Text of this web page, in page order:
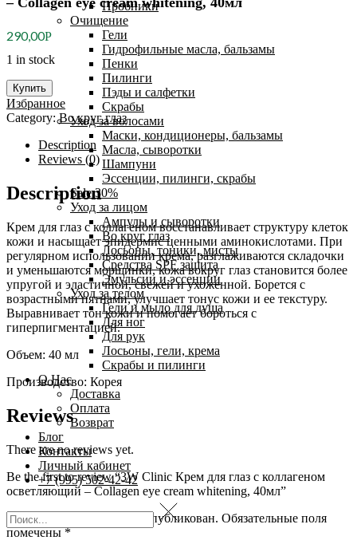
Пробники
Очищение
Гели
Гидрофильные масла, бальзамы
Пенки
Пилинги
Пэды и салфетки
Скрабы
Уход за волосами
Маски, кондиционеры, бальзамы
Масла, сыворотки
Шампуни
Эссенции, пилинги, скрабы
Sale 30%
Уход за лицом
Ампулы и сыворотки
Во круг глаз
Лосьоны, тоники, мисты
Средства SPF защита
Эмульсии и эссенции
Уход за телом
Гели и мыло для душа
Для ног
Для рук
Лосьоны, гели, крема
Скрабы и пилинги
О Нас
Доставка
Оплата
Возврат
Блог
Контакты
Личный кабинет
+7 (995) 502-42-42
290,00Р
1 in stock
Купить
Избранное
Category:Во круг глаз
Description
Reviews (0)
Description
Крем для глаз с коллагеном восстанавливает структуру клеток
кожи и насыщает эпидермис ценными аминокислотами. При
регулярном использовании крема, разглаживаются складочки
и уменьшаются морщинки, кожа вокруг глаз становится более
упругой и эластичной, свежей и ухоженной. Борется с
возрастными пятнами, улучшает тонус кожи и ее текстуру.
Выравнивает тон кожи и помогает бороться с
гиперпигментацией.
Объем: 40 мл
Производство: Корея
Reviews
There are no reviews yet.
Be the first to review “3W Clinic Крем для глаз с коллагеном
осветляющий – Collagen eye cream whitening, 40мл”
Ваш адрес email не будет опубликован. Обязательные поля
помечены*